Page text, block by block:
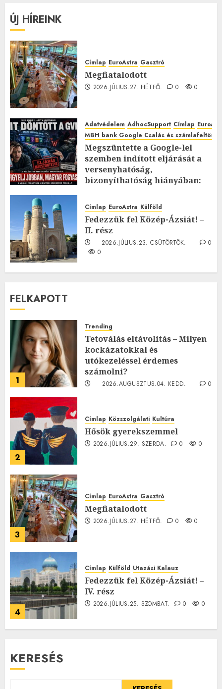
ÚJ HÍREINK
Címlap EuroAstra Gasztró
Megfiatalodott
2026.JÚLIUS.27. HÉTFŐ. 0 0
Adatvédelem AdhocSupport Címlap
MBH bank Google Csalás és
Megszüntette a Google-lel
szemben indított eljárását a
versenyhatóság,
bizonyíthatóság hiányában:
2026.JÚLIUS.23. CSÜTÖRTÖK.
0
Címlap EuroAstra Külföld
Fedezzük fel Közép-Ázsiát! –
II. rész
2026.JÚLIUS.23. CSÜTÖRTÖK.
0
0
FELKAPOTT
1
Trending
Tetoválás eltávolítás – Milyen
kockázatokkal és
utókezeléssel érdemes
számolni?
2026.AUGUSZTUS.04. KEDD.
0
2
Címlap Közszolgálati Kultúra
Hősök gyerekszemmel
2026.JÚLIUS.29. SZERDA. 0 0
3
Címlap EuroAstra Gasztró
Megfiatalodott
2026.JÚLIUS.27. HÉTFŐ. 0 0
4
Címlap Külföld Utazási Kalauz
Fedezzük fel Közép-Ázsiát! –
IV. rész
2026.JÚLIUS.25. SZOMBAT. 0 0
KERESÉS